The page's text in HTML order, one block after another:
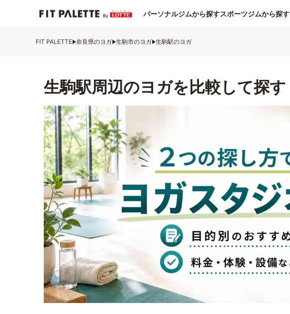
パーソナルジムから探すスポーツジムから探す
FIT PALETTE 奈良県のヨガ 生駒市のヨガ 生駒駅のヨガ
生駒駅周辺のヨガを比較して探す